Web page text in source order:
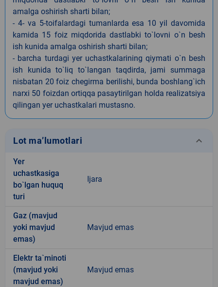
amalga oshirish sharti bilan;
- 4- va 5-toifalardagi tumanlarda esa 10 yil davomida
kamida 15 foiz miqdorida dastlabki to`lovni o`n besh
ish kunida amalga oshirish sharti bilan;
- barcha turdagi yer uchastkalarining qiymati o`n besh
ish kunida to`liq to`langan taqdirda, jami summaga
nisbatan 20 foiz chegirma berilishi, bunda boshlang`ich
narxi 50 foizdan ortiqqa pasaytirilgan holda realizatsiya
qilingan yer uchastkalari mustasno.
Lot ma’lumotlari keyboard_arrow_down
Yer
uchastkasiga
bo`lgan huquq
turi
Ijara
Gaz (mavjud
yoki mavjud
emas)
Mavjud emas
Elektr ta`minoti
(mavjud yoki
mavjud emas)
Mavjud emas